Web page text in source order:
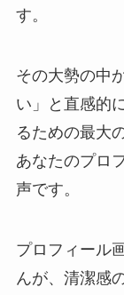
す。
その大勢の中
い」と直感的
るための最大
あなたのプロ
声です。
プロフィール
んが、清潔感